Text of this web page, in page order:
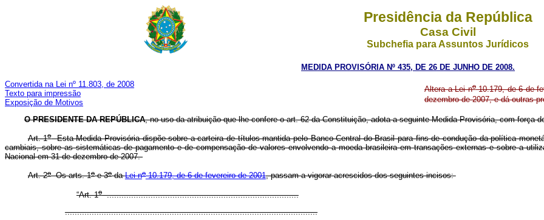
Presidência da República
Casa Civil
Subchefia para Assuntos Jurídicos
MEDIDA PROVISÓRIA Nº 435, DE 26 DE JUNHO DE 2008.
Convertida na Lei nº 11.803, de 2008
Texto para impressão
Exposição de Motivos
Altera a Lei no10.179, de 6 de
dezembro de 2007, e dá outras
O PRESIDENTE DA REPÚBLICA, no uso da atribuição que lhe confere o art. 62 da Constituição, adota a seguinte Medida Provisória, com força
Art. 1oEsta Medida Provisória dispõe sobre a carteira de títulos mantida pelo Banco Central do Brasil para fins de condução da política
cambiais, sobre as sistemáticas de pagamento e de compensação de valores envolvendo a moeda brasileira em transações externas e sobre a
Nacional em 31 de dezembro de 2007.
Art. 2oOs arts. 1oe 3odaLei no10.179, de 6 de fevereiro de 2001, passam a vigorar acrescidos dos seguintes incisos:
“Art. 1o...............................................................................
........................................................................................................